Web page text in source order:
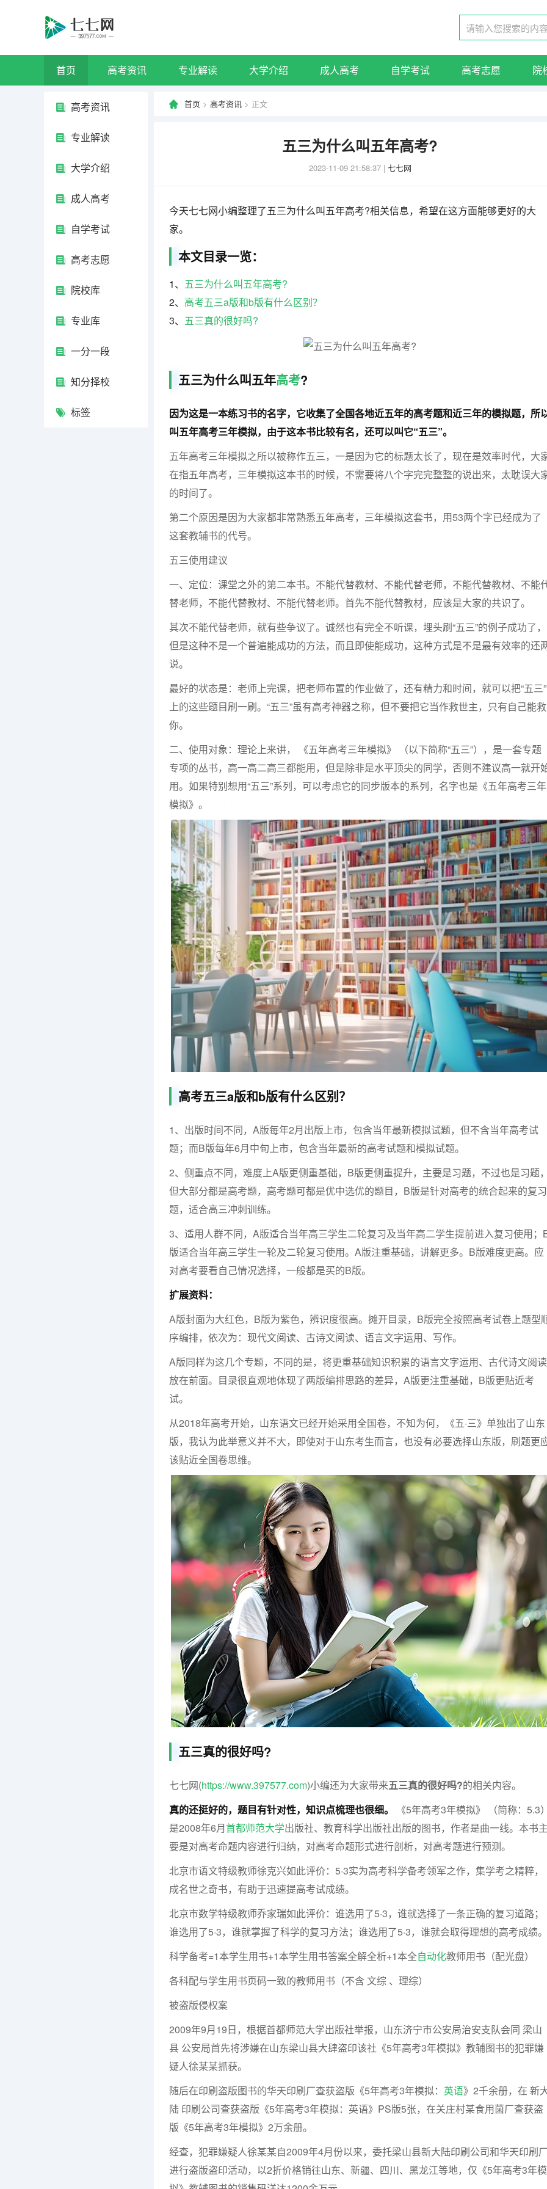
首页 高考资讯 专业解读 大学介绍 成人高考 自学考试 高考志愿 院
高考资讯
专业解读
大学介绍
成人高考
自学考试
高考志愿
院校库
专业库
一分一段
知分择校
标签
首页 > 高考资讯 > 正文
五三为什么叫五年高考?
2023-11-09 21:58:37 | 七七网
今天七七网小编整理了五三为什么叫五年高考?相关信息，希望在这方面能够更好的大
家。
本文目录一览：
1、 五三为什么叫五年高考?
2、 高考五三a版和b版有什么区别？
3、 五三真的很好吗?
五三为什么叫五年高考?
因为这是一本练习书的名字，它收集了全国各地近五年的高考题和近三年的模拟题，所
叫五年高考三年模拟，由于这本书比较有名，还可以叫它“五三”。
五年高考三年模拟之所以被称作五三，一是因为它的标题太长了，现在是效率时代，大
在指五年高考，三年模拟这本书的时候，不需要将八个字完完整整的说出来，太耽误大
的时间了。
第二个原因是因为大家都非常熟悉五年高考，三年模拟这套书，用53两个字已经成为了
这套教辅书的代号。
五三使用建议
一、定位：课堂之外的第二本书。不能代替教材、不能代替老师，不能代替教材、不能
替老师，不能代替教材、不能代替老师。首先不能代替教材，应该是大家的共识了。
其次不能代替老师，就有些争议了。诚然也有完全不听课，埋头刷“五三”的例子成功了，
但是这种不是一个普遍能成功的方法，而且即使能成功，这种方式是不是最有效率的还
说。
最好的状态是：老师上完课，把老师布置的作业做了，还有精力和时间，就可以把“五三”
上的这些题目刷一刷。“五三”虽有高考神器之称，但不要把它当作救世主，只有自己能救
你。
二、使用对象：理论上来讲， 《五年高考三年模拟》 （以下简称“五三”），是一套专题
专项的丛书，高一高二高三都能用，但是除非是水平顶尖的同学，否则不建议高一就开
用。如果特别想用“五三”系列，可以考虑它的同步版本的系列，名字也是《五年高考三年
模拟》。
高考五三a版和b版有什么区别？
1、出版时间不同，A版每年2月出版上市，包含当年最新模拟试题，但不含当年高考试
题；而B版每年6月中旬上市，包含当年最新的高考试题和模拟试题。
2、侧重点不同，难度上A版更侧重基础，B版更侧重提升，主要是习题，不过也是习题
但大部分都是高考题，高考题可都是优中选优的题目，B版是针对高考的统合起来的复习
题，适合高三冲刺训练。
3、适用人群不同，A版适合当年高三学生二轮复习及当年高二学生提前进入复习使用；
版适合当年高三学生一轮及二轮复习使用。A版注重基础，讲解更多。B版难度更高。应
对高考要看自己情况选择，一般都是买的B版。
扩展资料：
A版封面为大红色，B版为紫色，辨识度很高。摊开目录，B版完全按照高考试卷上题型
序编排，依次为：现代文阅读、古诗文阅读、语言文字运用、写作。
A版同样为这几个专题，不同的是，将更重基础知识积累的语言文字运用、古代诗文阅读
放在前面。目录很直观地体现了两版编排思路的差异，A版更注重基础，B版更贴近考
试。
从2018年高考开始，山东语文已经开始采用全国卷，不知为何，《五·三》单独出了山东
版，我认为此举意义并不大，即使对于山东考生而言，也没有必要选择山东版，刷题更
该贴近全国卷思维。
五三真的很好吗?
七七网(https://www.397577.com)小编还为大家带来五三真的很好吗?的相关内容。
真的还挺好的，题目有针对性，知识点梳理也很细。
《5年高考3年模拟》 （简称：5.3
是2008年6月首都师范大学出版社、教育科学出版社出版的图书，作者是曲一线。本书
要是对高考命题内容进行归纳，对高考命题形式进行剖析，对高考题进行预测。
北京市语文特级教师徐克兴如此评价：5·3实为高考科学备考领军之作，集学考之精粹，
成名世之奇书，有助于迅速提高考试成绩。
北京市数学特级教师乔家瑞如此评价：谁选用了5·3，谁就选择了一条正确的复习道路；
谁选用了5·3，谁就掌握了科学的复习方法；谁选用了5·3，谁就会取得理想的高考成绩。
科学备考=1本学生用书+1本学生用书答案全解全析+1本全自动化教师用书（配光盘）
各科配与学生用书页码一致的教师用书（不含 文综 、理综）
被盗版侵权案
2009年9月19日，根据首都师范大学出版社举报，山东济宁市公安局治安支队会同 梁山
县 公安局首先将涉嫌在山东梁山县大肆盗印该社《5年高考3年模拟》教辅图书的犯罪嫌
疑人徐某某抓获。
随后在印刷盗版图书的华天印刷厂查获盗版《5年高考3年模拟： 英语》2千余册，在 新
陆 印刷公司查获盗版《5年高考3年模拟：英语》PS版5张，在关庄村某食用菌厂查获盗
版《5年高考3年模拟》2万余册。
经查，犯罪嫌疑人徐某某自2009年4月份以来，委托梁山县新大陆印刷公司和华天印刷
进行盗版盗印活动，以2折价格销往山东、新疆、四川、黑龙江等地，仅《5年高考3年模